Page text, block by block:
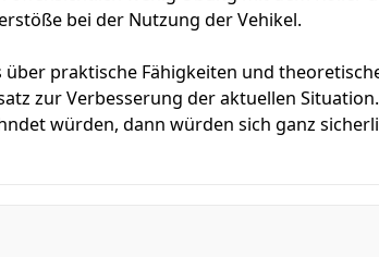
bei der Nutzung der Vehikel.
über praktische Fähigkeiten und
zur Verbesserung der aktuellen
würden, dann würden sich ganz